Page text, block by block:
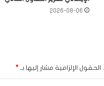
2026-08-06
الحقول الإلزامية مشار إليها بـ *